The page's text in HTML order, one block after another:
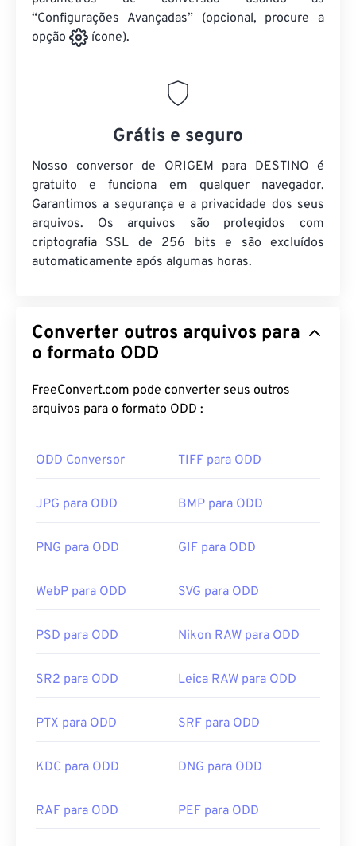
“Configurações Avançadas” (opcional, procure a
opção
ícone).
Grátis e seguro
Nosso conversor de ORIGEM para DESTINO é
gratuito e funciona em qualquer navegador.
Garantimos a segurança e a privacidade dos seus
arquivos. Os arquivos são protegidos com
criptografia SSL de 256 bits e são excluídos
automaticamente após algumas horas.
Converter outros arquivos para
o formato ODD
FreeConvert.com pode converter seus outros
arquivos para o formato ODD :
ODD Conversor TIFF para ODD
JPG para ODD BMP para ODD
PNG para ODD GIF para ODD
WebP para ODD SVG para ODD
PSD para ODD Nikon RAW para ODD
SR2 para ODD Leica RAW para ODD
PTX para ODD SRF para ODD
KDC para ODD DNG para ODD
RAF para ODD PEF para ODD